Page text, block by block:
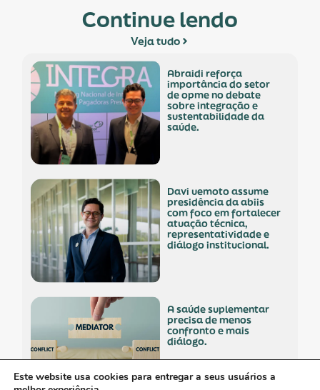
Continue lendo
Veja tudo
abraidi reforça
importância do setor
de opme no debate
sobre integração e
sustentabilidade da
saúde.
davi uemoto assume
presidência da abiis
com foco em fortalecer
atuação técnica,
representatividade e
diálogo institucional.
a saúde suplementar
precisa de menos
confronto e mais
diálogo.
Este website usa cookies para entregar a seus usuários a